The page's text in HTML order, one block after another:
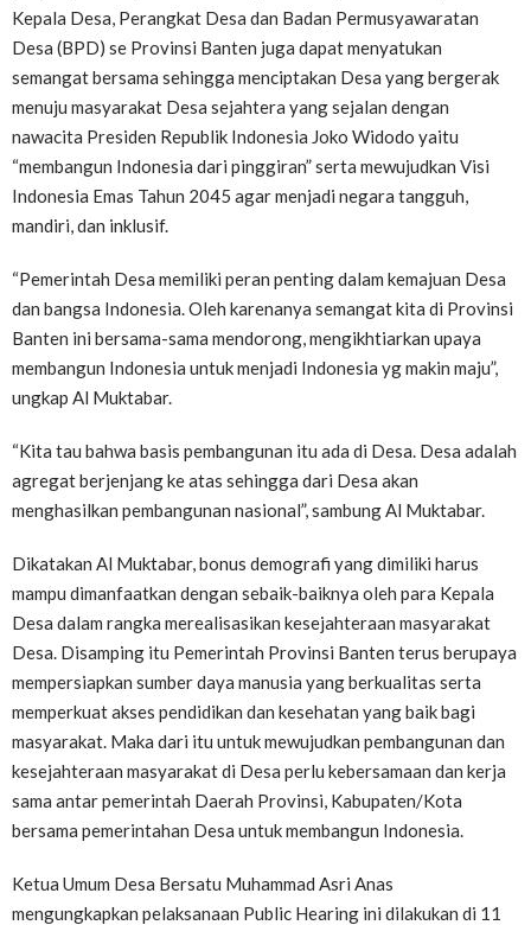
Kepala Desa, Perangkat Desa dan Badan Permusyawaratan
Desa (BPD) se Provinsi Banten juga dapat menyatukan
semangat bersama sehingga menciptakan Desa yang bergerak
menuju masyarakat Desa sejahtera yang sejalan dengan
nawacita Presiden Republik Indonesia Joko Widodo yaitu
“membangun Indonesia dari pinggiran” serta mewujudkan Visi
Indonesia Emas Tahun 2045 agar menjadi negara tangguh,
mandiri, dan inklusif.
“Pemerintah Desa memiliki peran penting dalam kemajuan Desa
dan bangsa Indonesia. Oleh karenanya semangat kita di Provinsi
Banten ini bersama-sama mendorong, mengikhtiarkan upaya
membangun Indonesia untuk menjadi Indonesia yg makin maju”,
ungkap Al Muktabar.
“Kita tau bahwa basis pembangunan itu ada di Desa. Desa adalah
agregat berjenjang ke atas sehingga dari Desa akan
menghasilkan pembangunan nasional”, sambung Al Muktabar.
Dikatakan Al Muktabar, bonus demografi yang dimiliki harus
mampu dimanfaatkan dengan sebaik-baiknya oleh para Kepala
Desa dalam rangka merealisasikan kesejahteraan masyarakat
Desa. Disamping itu Pemerintah Provinsi Banten terus berupaya
mempersiapkan sumber daya manusia yang berkualitas serta
memperkuat akses pendidikan dan kesehatan yang baik bagi
masyarakat. Maka dari itu untuk mewujudkan pembangunan dan
kesejahteraan masyarakat di Desa perlu kebersamaan dan kerja
sama antar pemerintah Daerah Provinsi, Kabupaten/Kota
bersama pemerintahan Desa untuk membangun Indonesia.
Ketua Umum Desa Bersatu Muhammad Asri Anas
mengungkapkan pelaksanaan Public Hearing ini dilakukan di 11